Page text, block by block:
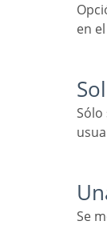
Opción para configurar lo que se mostrará
en
Sólo se mostrará el texto definido por el
Se mostrará la imagen seleccionada por el